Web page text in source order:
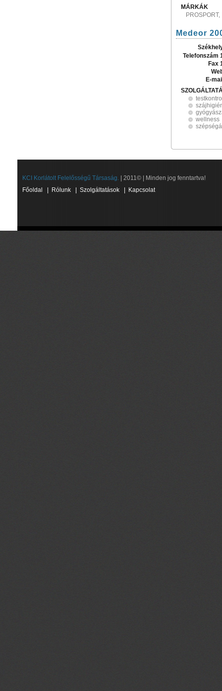
MÁRKÁK
Medeor
Telefonszám
Fax
E-
wellness
KCI Korlátolt Felelősségű Társaság. | 2011© | Minden jog fenntartva!
Főoldal
Rólunk Szolgáltatások Kapcsolat